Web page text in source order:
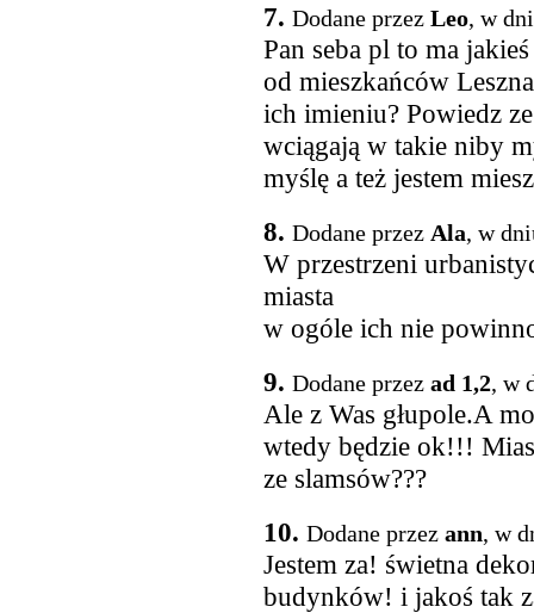
7. Dodane przez Leo, w
Pan seba pl to ma
od mieszkańców
ich imieniu? Powiedz
wciągają w takie niby
myślę a też jestem
8. Dodane przez Ala, w
W przestrzeni
miasta
w ogóle ich nie
9. Dodane przez ad 1,2, w
Ale z Was głupole.A
wtedy będzie ok!!!
ze slamsów???
10. Dodane przez ann, w
Jestem za! świetna
budynków! i jakoś tak